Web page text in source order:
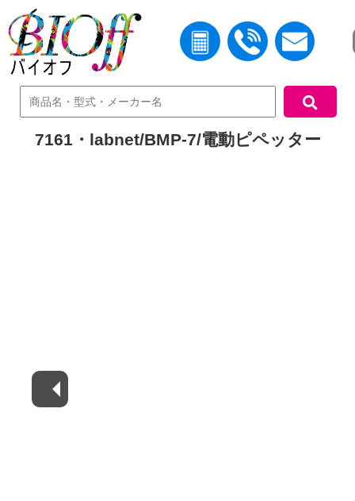
中古機器検索
7161・labnet/BMP-7/電動ピペッター